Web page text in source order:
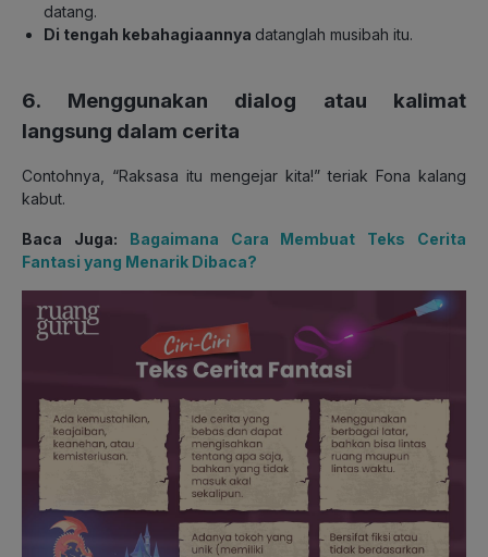
datang.
Di tengah kebahagiaannya datanglah musibah itu.
6. Menggunakan dialog atau kalimat
langsung dalam cerita
Contohnya, “Raksasa itu mengejar kita!” teriak Fona kalang
kabut.
Baca Juga: Bagaimana Cara Membuat Teks Cerita
Fantasi yang Menarik Dibaca?